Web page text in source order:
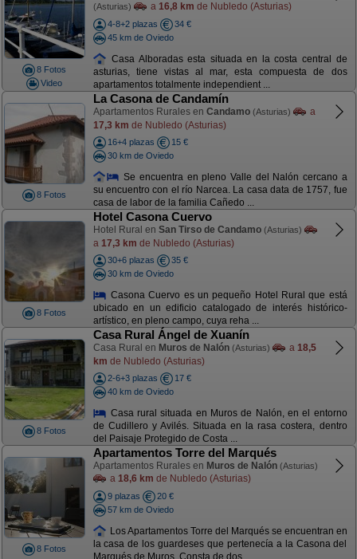
8 Fotos
Video
(Asturias) a 16,8 km de Nubledo (Asturias)
4-8+2 plazas
34 €
45 km de Oviedo
Casa Alboradas esta situada en la costa central de
asturias, tiene vistas al mar, esta compuesta de dos
apartamentos totalmente independient ...
8 Fotos
La Casona de Candamín
Apartamentos Rurales en Candamo (Asturias)
a
17,3 km de Nubledo (Asturias)
16+4 plazas
15 €
30 km de Oviedo
Se encuentra en pleno Valle del Nalón cercano a
su encuentro con el río Narcea. La casa data de 1757, fue
casa de labor de la familia Cañedo ...
8 Fotos
Hotel Casona Cuervo
Hotel Rural en San Tirso de Candamo (Asturias)
a 17,3 km de Nubledo (Asturias)
30+6 plazas
35 €
30 km de Oviedo
Casona Cuervo es un pequeño Hotel Rural que está
ubicado en un edificio catalogado de interés histórico-
artístico, en pleno campo, cuya reha ...
8 Fotos
Casa Rural Ángel de Xuanín
Casa Rural en Muros de Nalón (Asturias) a 18,5
km de Nubledo (Asturias)
2-6+3 plazas
17 €
40 km de Oviedo
Casa rural situada en Muros de Nalón, en el entorno
de Cudillero y Avilés. Situada en la rasa costera, dentro
del Paisaje Protegido de Costa ...
8 Fotos
Apartamentos Torre del Marqués
Apartamentos Rurales en Muros de Nalón (Asturias)
a 18,6 km de Nubledo (Asturias)
9 plazas
20 €
57 km de Oviedo
Los Apartamentos Torre del Marqués se encuentran en
la casa de los guardeses que pertenecía a la Casona del